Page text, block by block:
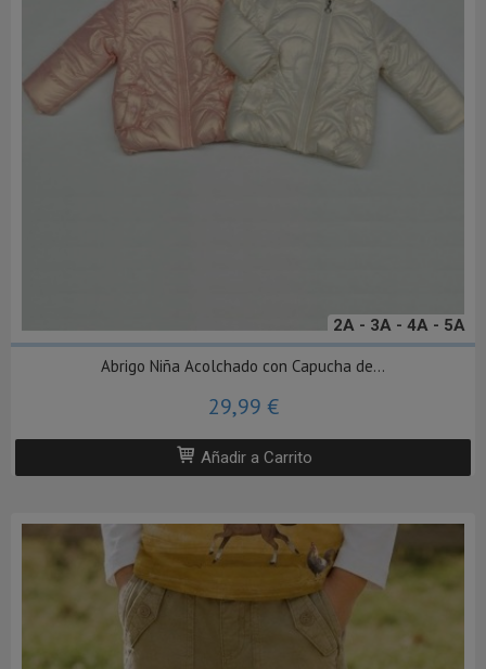
2A - 3A - 4A - 5A
Abrigo Niña Acolchado con Capucha de...
29,99 €
Añadir a Carrito